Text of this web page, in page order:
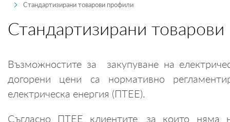
ТЪРГОВЕ И ПРОДАЖБИ
Стандартизирани товарови профили
Стандартизирани
Възможностите за закупуване на
догорени цени са нормативно
електрическа енергия (ПТЕЕ).
Съгласно ПТЕЕ клиентите, за които няма